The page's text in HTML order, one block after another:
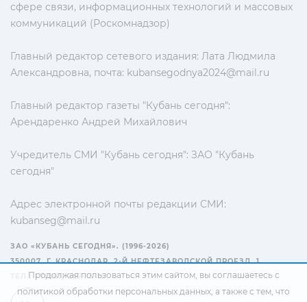
сфере связи, информационных технологий и массовых
коммуникаций (Роскомнадзор)
Главный редактор сетевого издания: Лата Людмила
Александровна, почта: kubansegodnya2024@mail.ru
Главный редактор газеты "Кубань сегодня":
Арендаренко Андрей Михайлович
Учредитель СМИ "Кубань сегодня": ЗАО "Кубань
сегодня"
Адрес электронной почты редакции СМИ:
kubanseg@mail.ru
ЗАО «КУБАНЬ СЕГОДНЯ». (1996-2026)
350007, Г. КРАСНОДАР, 2-Й НЕФТЕЗАВОДСКОЙ ПРОЕЗД, 1
ТЕЛ.: +7(861) 267-15-15
Продолжая пользоваться этим сайтом, вы соглашаетесь с
политикой обработки персональных данных, а также с тем, что